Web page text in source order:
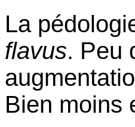
La
flavus. Peu
Bien moins